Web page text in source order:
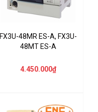
FX3U-48MR ES-A, FX3U-
48MT ES-A
4.450.000₫